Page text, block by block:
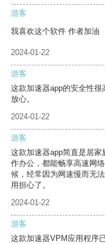
游客
我喜欢这个软件 作者加油
2024-01-22
游客
这款加速器app的安全性
放心。
2024-01-22
游客
这款加速器app简直是居
作办公，都能畅享高速网
候，经常因为网速慢而无
用担心了。
2024-01-22
游客
这款加速器VPM应用程序